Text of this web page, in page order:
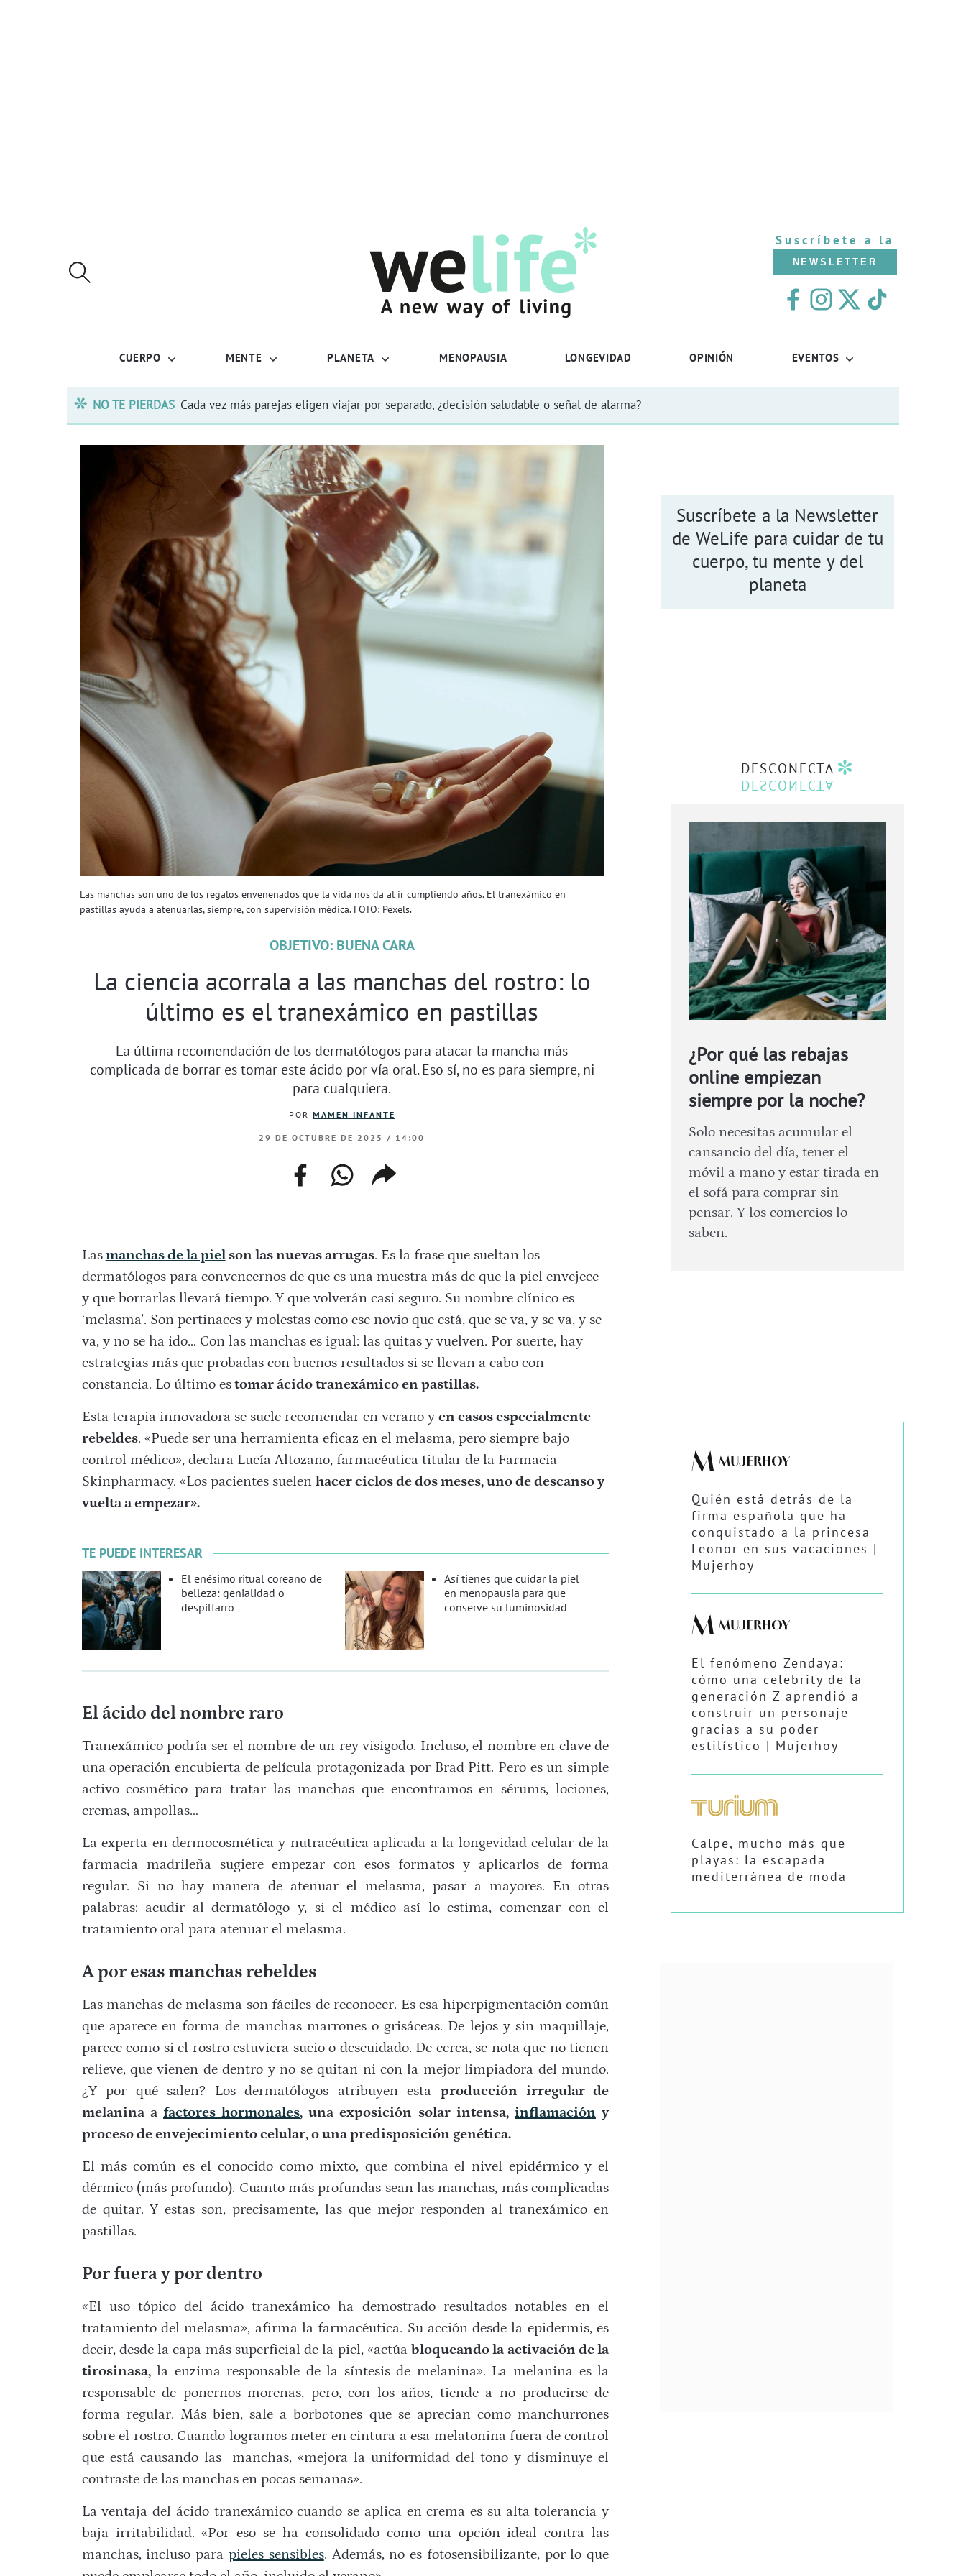
Suscríbete a la
NEWSLETTER
CUERPO MENTE PLANETA MENOPAUSIA LONGEVIDAD OPINIÓN EVENTOS
NO TE PIERDAS Cada vez más parejas eligen viajar por separado, ¿decisión saludable o señal de alarma?
Las manchas son uno de los regalos envenenados que la vida nos da al ir cumpliendo años. El tranexámico en
pastillas ayuda a atenuarlas, siempre, con supervisión médica. FOTO: Pexels.
OBJETIVO: BUENA CARA
La ciencia acorrala a las manchas del rostro: lo
último es el tranexámico en pastillas
La última recomendación de los dermatólogos para atacar la mancha más
complicada de borrar es tomar este ácido por vía oral. Eso sí, no es para siempre, ni
para cualquiera.
POR MAMEN INFANTE
29 DE OCTUBRE DE 2025 / 14:00
facebookwhatsapp
web
copiar
enlace
Lasmanchas de la pielson las nuevas arrugas. Es la frase que sueltan los
dermatólogos para convencernos de que es una muestra más de que la piel envejece
y que borrarlas llevará tiempo. Y que volverán casi seguro. Su nombre clínico es
‘melasma’. Son pertinaces y molestas como ese novio que está, que se va, y se va, y se
va, y no se ha ido… Con las manchas es igual: las quitas y vuelven. Por suerte, hay
estrategias más que probadas con buenos resultados si se llevan a cabo con
constancia. Lo último estomar ácido tranexámico en pastillas.
Esta terapia innovadora se suele recomendar en verano y en casos especialmente
rebeldes. «Puede ser una herramienta eficaz en el melasma, pero siempre bajo
control médico», declara Lucía Altozano, farmacéutica titular de la Farmacia
Skinpharmacy. «Los pacientes suelen hacer ciclos de dos meses, uno de descanso y
vuelta a empezar».
TE PUEDE INTERESAR
El enésimo ritual coreano de
belleza: genialidad o
despilfarro
Así tienes que cuidar la piel
en menopausia para que
conserve su luminosidad
El ácido del nombre raro
Tranexámico podría ser el nombre de un rey visigodo. Incluso, el nombre en clave de
una operación encubierta de película protagonizada por Brad Pitt. Pero es un simple
activo cosmético para tratar las manchas que encontramos en sérums, lociones,
cremas, ampollas…
La experta en dermocosmética y nutracéutica aplicada a la longevidad celular de la
farmacia madrileña sugiere empezar con esos formatos y aplicarlos de forma
regular. Si no hay manera de atenuar el melasma, pasar a mayores. En otras
palabras: acudir al dermatólogo y, si el médico así lo estima, comenzar con el
tratamiento oral para atenuar el melasma.
A por esas manchas rebeldes
Las manchas de melasma son fáciles de reconocer. Es esa hiperpigmentación común
que aparece en forma de manchas marrones o grisáceas. De lejos y sin maquillaje,
parece como si el rostro estuviera sucio o descuidado. De cerca, se nota que no tienen
relieve, que vienen de dentro y no se quitan ni con la mejor limpiadora del mundo.
¿Y por qué salen? Los dermatólogos atribuyen estaproducción irregular de
melanina a factores hormonales, una exposición solar intensa, inflamación y
proceso de envejecimiento celular, o una predisposición genética.
El más común es el conocido como mixto, que combina el nivel epidérmico y el
dérmico (más profundo). Cuanto más profundas sean las manchas, más complicadas
de quitar. Y estas son, precisamente, las que mejor responden al tranexámico en
pastillas.
Por fuera y por dentro
«El uso tópico del ácido tranexámico ha demostrado resultados notables en el
tratamiento del melasma», afirma la farmacéutica. Su acción desde la epidermis, es
decir, desde la capa más superficial de la piel, «actúabloqueando la activación de la
tirosinasa,la enzima responsable de la síntesis de melanina». La melanina es la
responsable de ponernos morenas, pero, con los años, tiende a no producirse de
forma regular. Más bien, sale a borbotones que se aprecian como manchurrones
sobre el rostro. Cuando logramos meter en cintura a esa melatonina fuera de control
que está causando las manchas, «mejora la uniformidad del tono y disminuye el
contraste de las manchas en pocas semanas».
La ventaja del ácido tranexámico cuando se aplica en crema es su alta tolerancia y
baja irritabilidad. «Por eso se ha consolidado como una opción ideal contra las
manchas, incluso para pieles sensibles. Además, no es fotosensibilizante, por lo que
Suscríbete a la Newsletter
de WeLife para cuidar de tu
cuerpo, tu mente y del
planeta
DESCONECTA
¿Por qué las rebajas
online empiezan
siempre por la noche?
Solo necesitas acumular el
cansancio del día, tener el
móvil a mano y estar tirada en
el sofá para comprar sin
pensar. Y los comercios lo
saben.
Quién está detrás de la
firma española que ha
conquistado a la princesa
Leonor en sus vacaciones |
Mujerhoy
El fenómeno Zendaya:
cómo una celebrity de la
generación Z aprendió a
construir un personaje
gracias a su poder
estilístico | Mujerhoy
Calpe, mucho más que
playas: la escapada
mediterránea de moda